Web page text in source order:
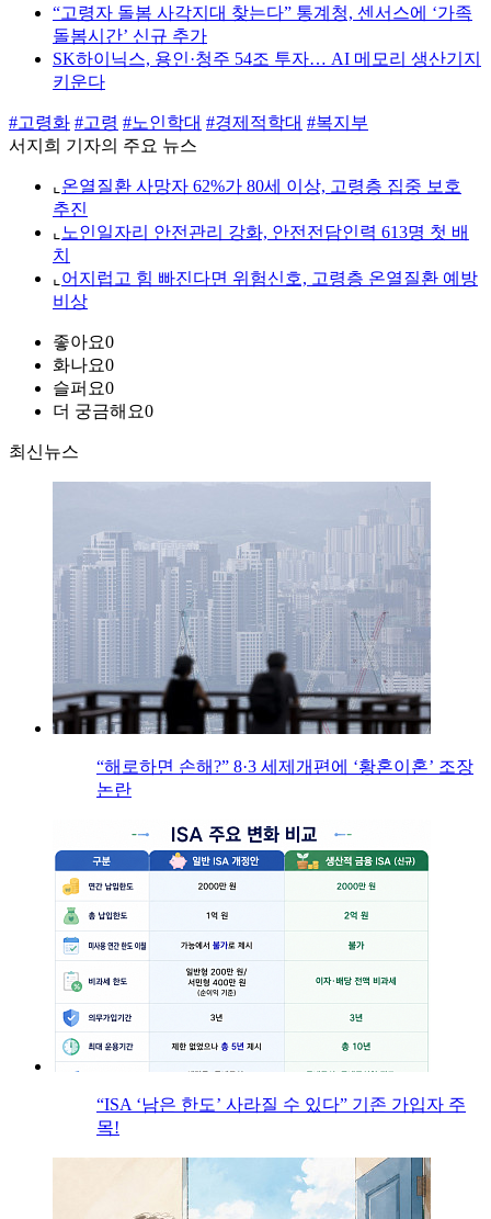
“고령자 돌봄 사각지대 찾는다” 통계청, 센서스에 ‘가족
돌봄시간’ 신규 추가
SK하이닉스, 용인·청주 54조 투자… AI 메모리 생산기지
키운다
#고령화 #고령 #노인학대 #경제적학대 #복지부
서지희 기자의 주요 뉴스
⌞ 온열질환 사망자 62%가 80세 이상, 고령층 집중 보호
추진
⌞ 노인일자리 안전관리 강화, 안전전담인력 613명 첫 배
치
⌞ 어지럽고 힘 빠진다면 위험신호, 고령층 온열질환 예방
비상
좋아요0
화나요0
슬퍼요0
더 궁금해요0
최신뉴스
“해로하면 손해?” 8·3 세제개편에 ‘황혼이혼’ 조장
논란
“ISA ‘남은 한도’ 사라질 수 있다” 기존 가입자 주
목!